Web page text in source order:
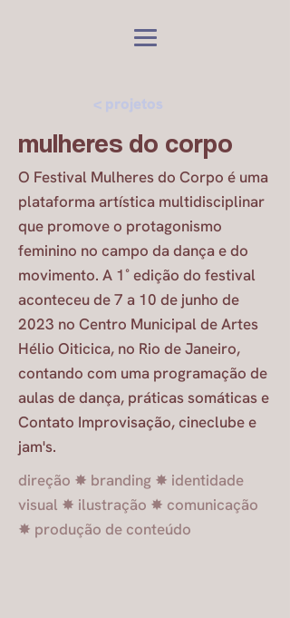
< projetos
mulheres do corpo
O Festival Mulheres do Corpo é uma
plataforma artística multidisciplinar
que promove o protagonismo
feminino no campo da dança e do
movimento. A 1˚ edição do festival
aconteceu de 7 a 10 de junho de
2023 no Centro Municipal de Artes
Hélio Oiticica, no Rio de Janeiro,
contando com uma programação de
aulas de dança, práticas somáticas e
Contato Improvisação, cineclube e
jam's.
direção ✸ branding ✸ identidade
visual ✸ ilustração ✸ comunicação
✸ produção de conteúdo